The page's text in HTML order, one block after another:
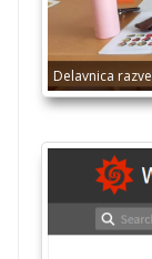
Delavnica